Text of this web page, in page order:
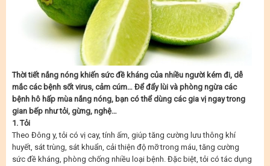
Thời tiết nắng nóng khiến sức đề kháng của nhiều người kém đi, dễ
mắc các bệnh sốt virus, cảm cúm… Để đẩy lùi và phòng ngừa các
bệnh hô hấp mùa nắng nóng, bạn có thể dùng các gia vị ngay trong
gian bếp như tỏi, gừng, nghệ…
1. Tỏi
Theo Đông y, tỏi có vị cay, tính ấm, giúp tăng cường lưu thông khí
huyết, sát trùng, sát khuẩn, cải thiện độ mỡ trong máu, tăng cường
sức đề kháng, phòng chống nhiều loại bệnh. Đặc biệt, tỏi có tác dụng